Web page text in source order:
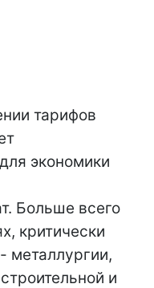
тарифов
экономики
Больше всего
критически
металлургии,
и